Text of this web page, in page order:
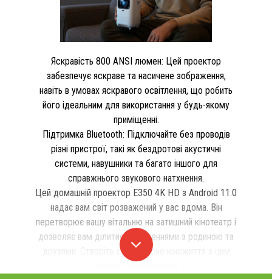
Яскравість 800 ANSI люмен: Цей проектор
забезпечує яскраве та насичене зображення,
навіть в умовах яскравого освітлення, що робить
його ідеальним для використання у будь-якому
приміщенні.
Підтримка Bluetooth: Підключайте без проводів
різні пристрої, такі як бездротові акустичні
системи, навушники та багато іншого для
справжнього звукового натхнення.
Цей домашній проектор E350 4K HD з Android 11.0
надає вам світ розважений у вас вдома. Він
перетворює вашу вітальню на затишний кінотеатр і
дозволяє вам ділитися враженнями з родиною та
друзями. Створіть своє власне кіножиття з цим